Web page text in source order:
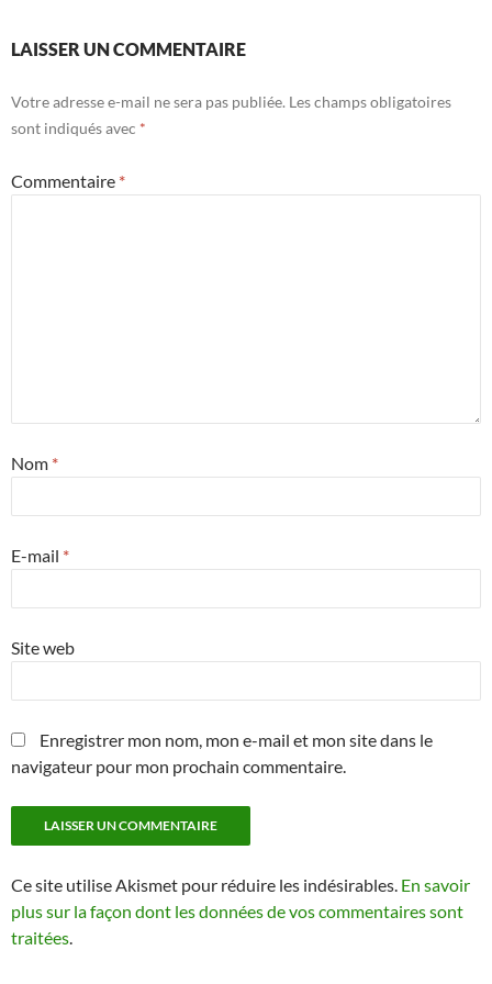
LAISSER UN COMMENTAIRE
Votre adresse e-mail ne sera pas publiée. Les champs obligatoires
sont indiqués avec *
Commentaire *
Nom *
E-mail *
Site web
Enregistrer mon nom, mon e-mail et mon site dans le
navigateur pour mon prochain commentaire.
Ce site utilise Akismet pour réduire les indésirables. En savoir
plus sur la façon dont les données de vos commentaires sont
traitées.